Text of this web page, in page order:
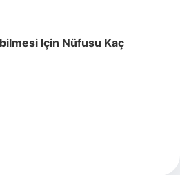
Için Nüfusu Kaç